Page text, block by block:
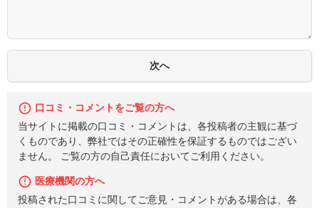
口コミ・コメントをご覧の方へ
当サイトに掲載の口コミ・コメントは、各投稿者の主観に基づ
くものであり、弊社ではその正確性を保証するものではござい
ません。 ご覧の方の自己責任においてご利用ください。
医療機関の方へ
投稿された口コミに関してご意見・コメントがある場合は、各